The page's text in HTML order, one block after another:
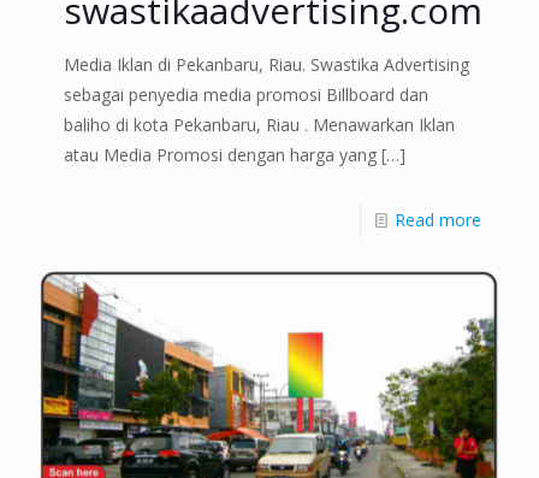
swastikaadvertising.com
Media Iklan di Pekanbaru, Riau. Swastika Advertising
sebagai penyedia media promosi Billboard dan
baliho di kota Pekanbaru, Riau . Menawarkan Iklan
atau Media Promosi dengan harga yang […]
Read more